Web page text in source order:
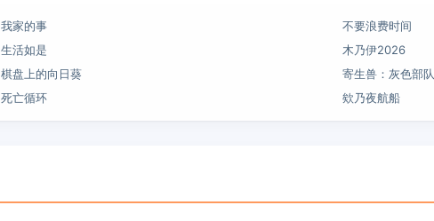
我家的事
不要浪费时间
生活如是
木乃伊2026
棋盘上的向日葵
寄生兽：灰色部队
死亡循环 欸乃夜航船